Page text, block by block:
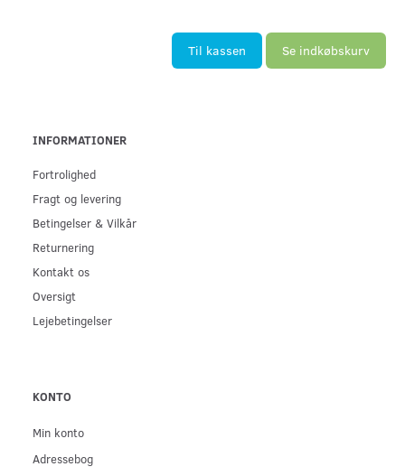
Til kassen Se indkøbskurv
INFORMATIONER
Fortrolighed
Fragt og levering
Betingelser & Vilkår
Returnering
Kontakt os
Oversigt
Lejebetingelser
KONTO
Min konto
Adressebog